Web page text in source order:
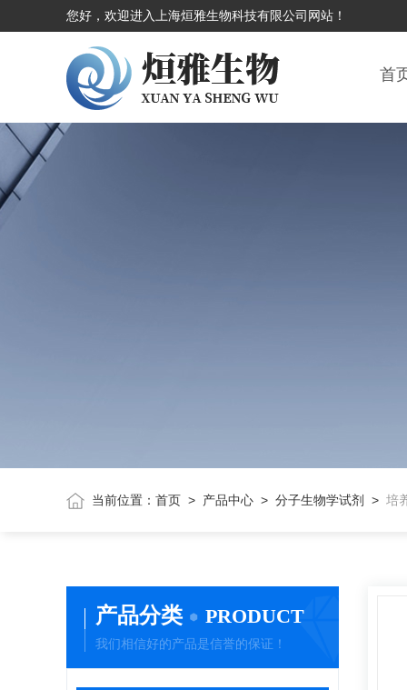
您好，欢迎进入上海烜雅生物科技有限公司网站！
首
当前位置： 首页> 产品中心> 分子生物学试剂 > 培
产品分类 PRODUCT
我们相信好的产品是信誉的保证！